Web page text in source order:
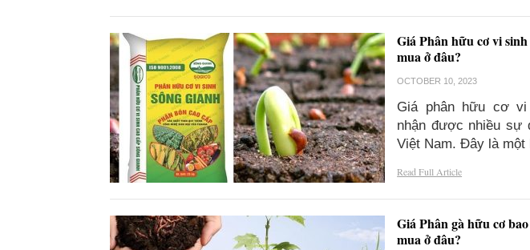
Giá Phân hữu cơ vi
mua ở đâu?
OCTOBER 10, 2023
Giá phân hữu cơ vi
nhận được nhiều sự
Việt Nam. Đây là
Read Full Article
Giá Phân gà hữu cơ
mua ở đâu?